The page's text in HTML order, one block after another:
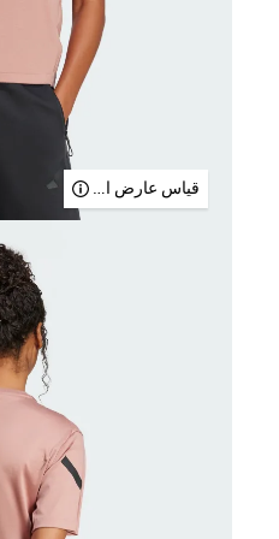
قياس عارض الأزياء